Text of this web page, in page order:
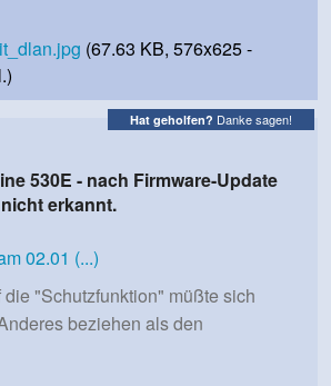
(67.63 KB, 576x625 -
Hat geholfen? Danke sagen!
530E - nach Firmware-Update
erkannt.
02.01 (...)
"Schutzfunktion" müßte sich
beziehen als den